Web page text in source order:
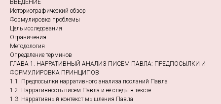
ВВЕДЕНИЕ
Историографический обзор
Формулировка проблемы
Цель исследования
Ограничения
Методология
Определение терминов
ГЛАВА 1. НАРРАТИВНЫЙ АНАЛИЗ ПИСЕМ ПАВЛА: ПРЕДПОСЫЛКИ И
ФОРМУЛИРОВКА ПРИНЦИПОВ
1.1. Предпосылки нарративного анализа посланий Павла
1.2. Нарративность писем Павла и её следы в тексте
1.3. Нарративный контекст мышления Павла